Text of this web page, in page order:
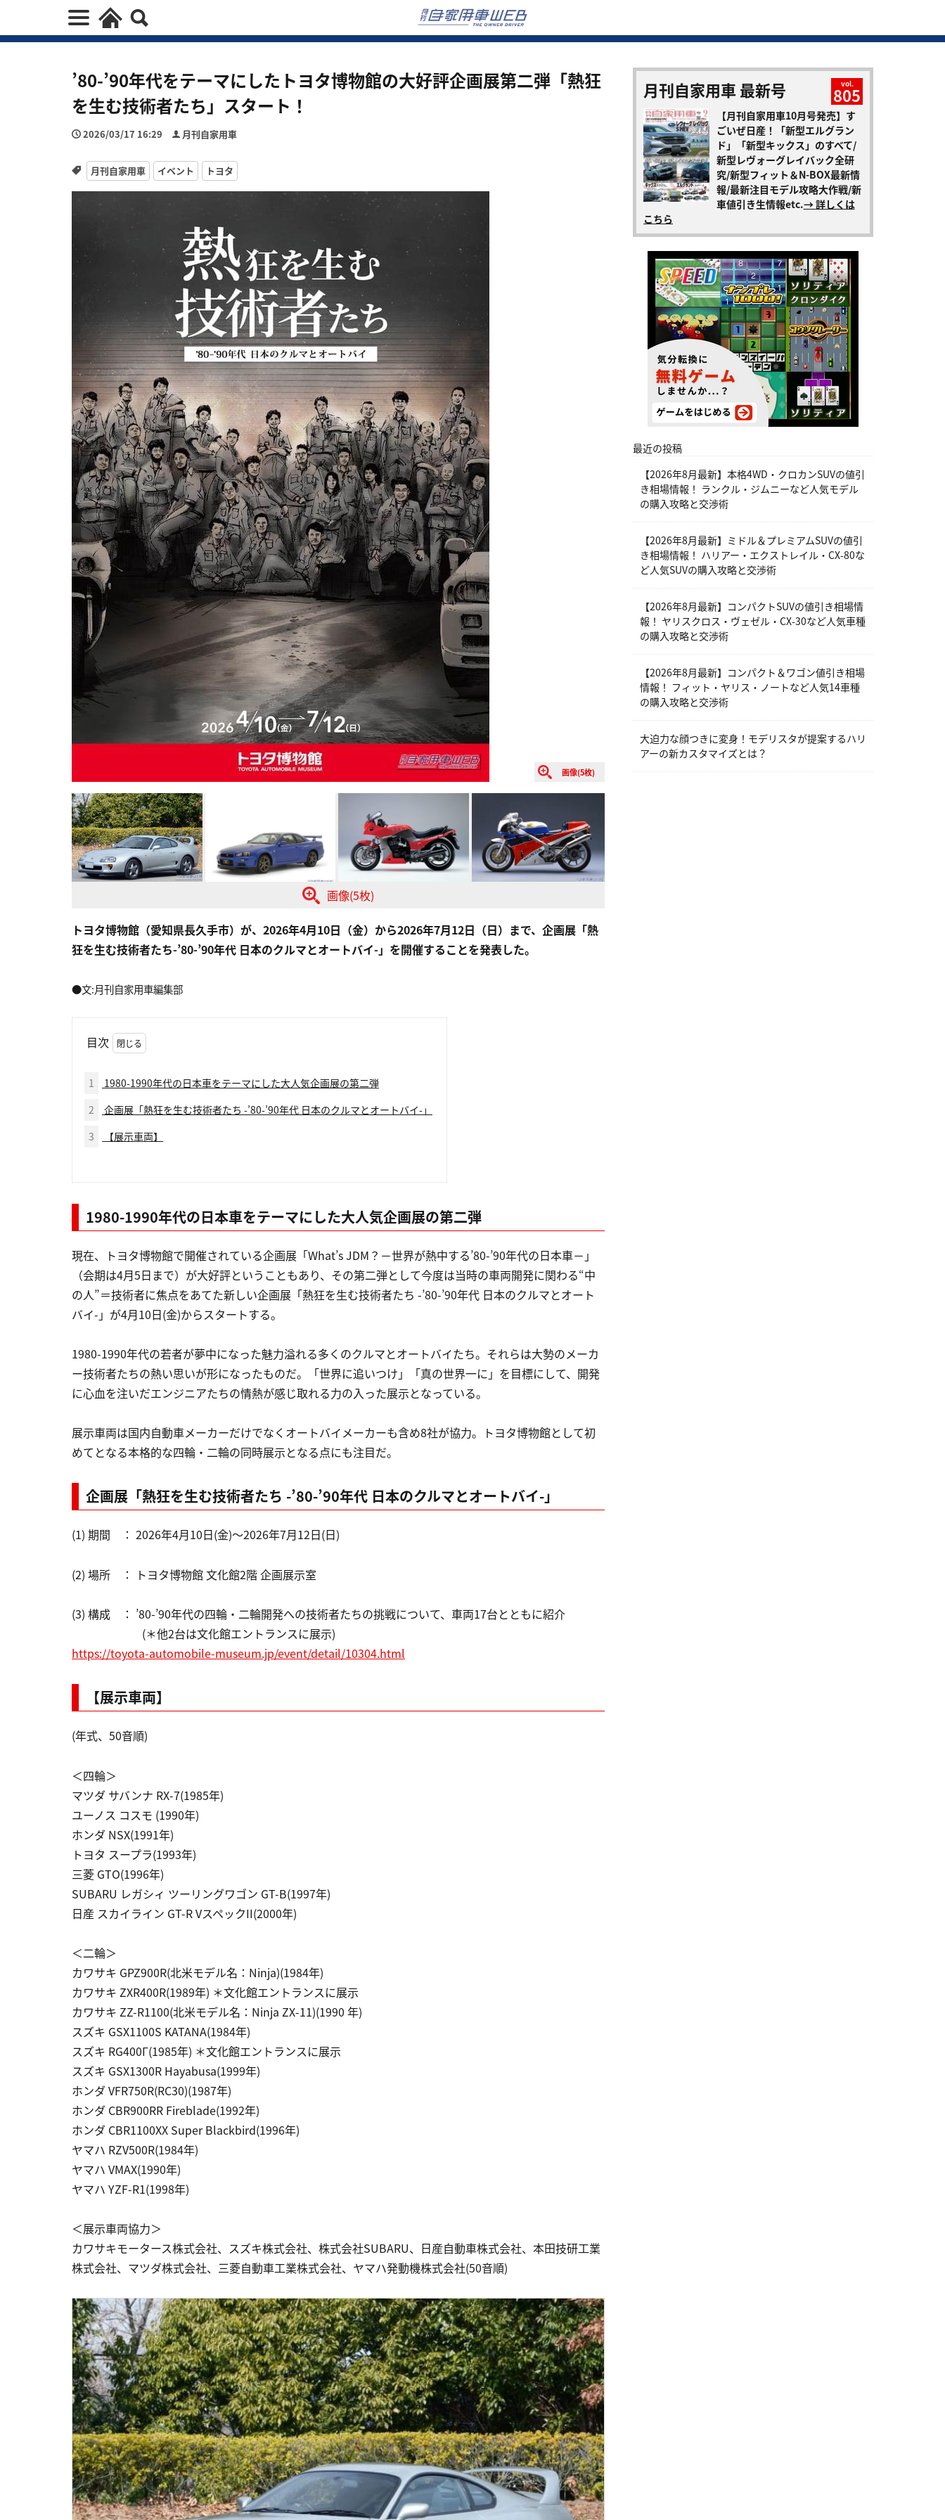
’80-’90年代をテーマにしたトヨタ博物館の大好評企画展第二弾「熱狂
を生む技術者たち」スタート！
2026/03/17 16:29 月刊自家用車
月刊自家用車 イベント トヨタ
画像(5枚)
画像(5枚)
トヨタ博物館（愛知県長久手市）が、2026年4月10日（金）から2026年7月12日（日）まで、企画展「熱
狂を生む技術者たち-’80-’90年代 日本のクルマとオートバイ-」を開催することを発表した。
●文:月刊自家用車編集部
目次
1
1980-1990年代の日本車をテーマにした大人気企画展の第二弾
2
企画展「熱狂を生む技術者たち -’80-’90年代 日本のクルマとオートバイ-」
3
【展示車両】
1980-1990年代の日本車をテーマにした大人気企画展の第二弾
現在、トヨタ博物館で開催されている企画展「What’s JDM？－世界が熱中する’80-’90年代の日本車－」
（会期は4月5日まで）が大好評ということもあり、その第二弾として今度は当時の車両開発に関わる“中
の人”＝技術者に焦点をあてた新しい企画展「熱狂を生む技術者たち -’80-’90年代 日本のクルマとオート
バイ-」が4月10日(金)からスタートする。
1980-1990年代の若者が夢中になった魅力溢れる多くのクルマとオートバイたち。それらは大勢のメーカ
ー技術者たちの熱い思いが形になったものだ。「世界に追いつけ」「真の世界一に」を目標にして、開発
に心血を注いだエンジニアたちの情熱が感じ取れる力の入った展示となっている。
展示車両は国内自動車メーカーだけでなくオートバイメーカーも含め8社が協力。トヨタ博物館として初
めてとなる本格的な四輪・二輪の同時展示となる点にも注目だ。
企画展「熱狂を生む技術者たち -’80-’90年代 日本のクルマとオートバイ-」
(1) 期間 ： 2026年4月10日(金)～2026年7月12日(日)
(2) 場所 ： トヨタ博物館 文化館2階 企画展示室
(3) 構成 ： ’80-’90年代の四輪・二輪開発への技術者たちの挑戦について、車両17台とともに紹介
(＊他2台は文化館エントランスに展示)
https://toyota-automobile-museum.jp/event/detail/10304.html
【展示車両】
(年式、50音順)
＜四輪＞
マツダ サバンナ RX-7(1985年)
ユーノス コスモ (1990年)
ホンダ NSX(1991年)
トヨタ スープラ(1993年)
三菱 GTO(1996年)
SUBARU レガシィ ツーリングワゴン GT-B(1997年)
日産 スカイライン GT-R VスペックII(2000年)
＜二輪＞
カワサキ GPZ900R(北米モデル名：Ninja)(1984年)
カワサキ ZXR400R(1989年) ＊文化館エントランスに展示
カワサキ ZZ-R1100(北米モデル名：Ninja ZX-11)(1990 年)
スズキ GSX1100S KATANA(1984年)
スズキ RG400Γ(1985年) ＊文化館エントランスに展示
スズキ GSX1300R Hayabusa(1999年)
ホンダ VFR750R(RC30)(1987年)
ホンダ CBR900RR Fireblade(1992年)
ホンダ CBR1100XX Super Blackbird(1996年)
ヤマハ RZV500R(1984年)
ヤマハ VMAX(1990年)
ヤマハ YZF-R1(1998年)
＜展示車両協力＞
カワサキモータース株式会社、スズキ株式会社、株式会社SUBARU、日産自動車株式会社、本田技研工業
株式会社、マツダ株式会社、三菱自動車工業株式会社、ヤマハ発動機株式会社(50音順)
月刊自家用車 最新号 vol.
805
【月刊自家用車10月号発売】す
ごいぜ日産！「新型エルグラン
ド」「新型キックス」のすべて/
新型レヴォーグレイバック全研
究/新型フィット＆N-BOX最新情
報/最新注目モデル攻略大作戦/新
車値引き生情報etc.→ 詳しくは
こちら
最近の投稿
【2026年8月最新】本格4WD・クロカンSUVの値引
き相場情報！ ランクル・ジムニーなど人気モデル
の購入攻略と交渉術
【2026年8月最新】ミドル＆プレミアムSUVの値引
き相場情報！ ハリアー・エクストレイル・CX-80な
ど人気SUVの購入攻略と交渉術
【2026年8月最新】コンパクトSUVの値引き相場情
報！ ヤリスクロス・ヴェゼル・CX-30など人気車種
の購入攻略と交渉術
【2026年8月最新】コンパクト＆ワゴン値引き相場
情報！ フィット・ヤリス・ノートなど人気14車種
の購入攻略と交渉術
大迫力な顔つきに変身！モデリスタが提案するハリ
アーの新カスタマイズとは？